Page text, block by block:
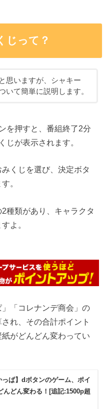
じって？
思いますが、シャキー
いて簡単に説明します。
を押すと、番組終了2分
じが表示されます。
くじを選び、決定ボタ
。
種類があり、キャラクタ
よ。
」「コレナンデ商会」の
れ、その合計ポイント
がどんどん変わってい
っぱ】dボタンのゲーム、ポイ
んどん変わる！[追記:1500p超